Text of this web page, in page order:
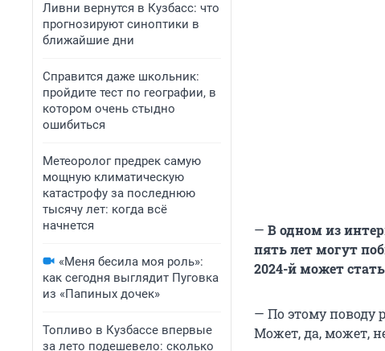
Ливни вернутся в Кузбасс: что
прогнозируют синоптики в
ближайшие дни
Справится даже школьник:
пройдите тест по географии, в
котором очень стыдно
ошибиться
Метеоролог предрек самую
мощную климатическую
катастрофу за последнюю
тысячу лет: когда всё
начнется
«Меня бесила моя роль»:
как сегодня выглядит Пуговка
из «Папиных дочек»
Топливо в Кузбассе впервые
за лето подешевело: сколько
— В одном из
пять лет могут
2024-й может
— По этому поводу
Может, да, может,